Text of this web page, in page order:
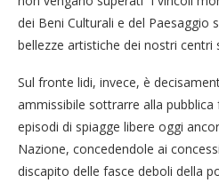
dei Beni Culturali e del Paesaggio
bellezze artistiche dei nostri centri
Sul fronte lidi, invece, è
ammissibile sottrarre alla
episodi di spiagge libere oggi
Nazione, concedendole ai
discapito delle fasce deboli della